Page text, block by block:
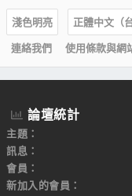
淺色明亮
正體中文（
連絡我們
使用條款與網
論壇統計
主題
訊息
會員
新加入的會員